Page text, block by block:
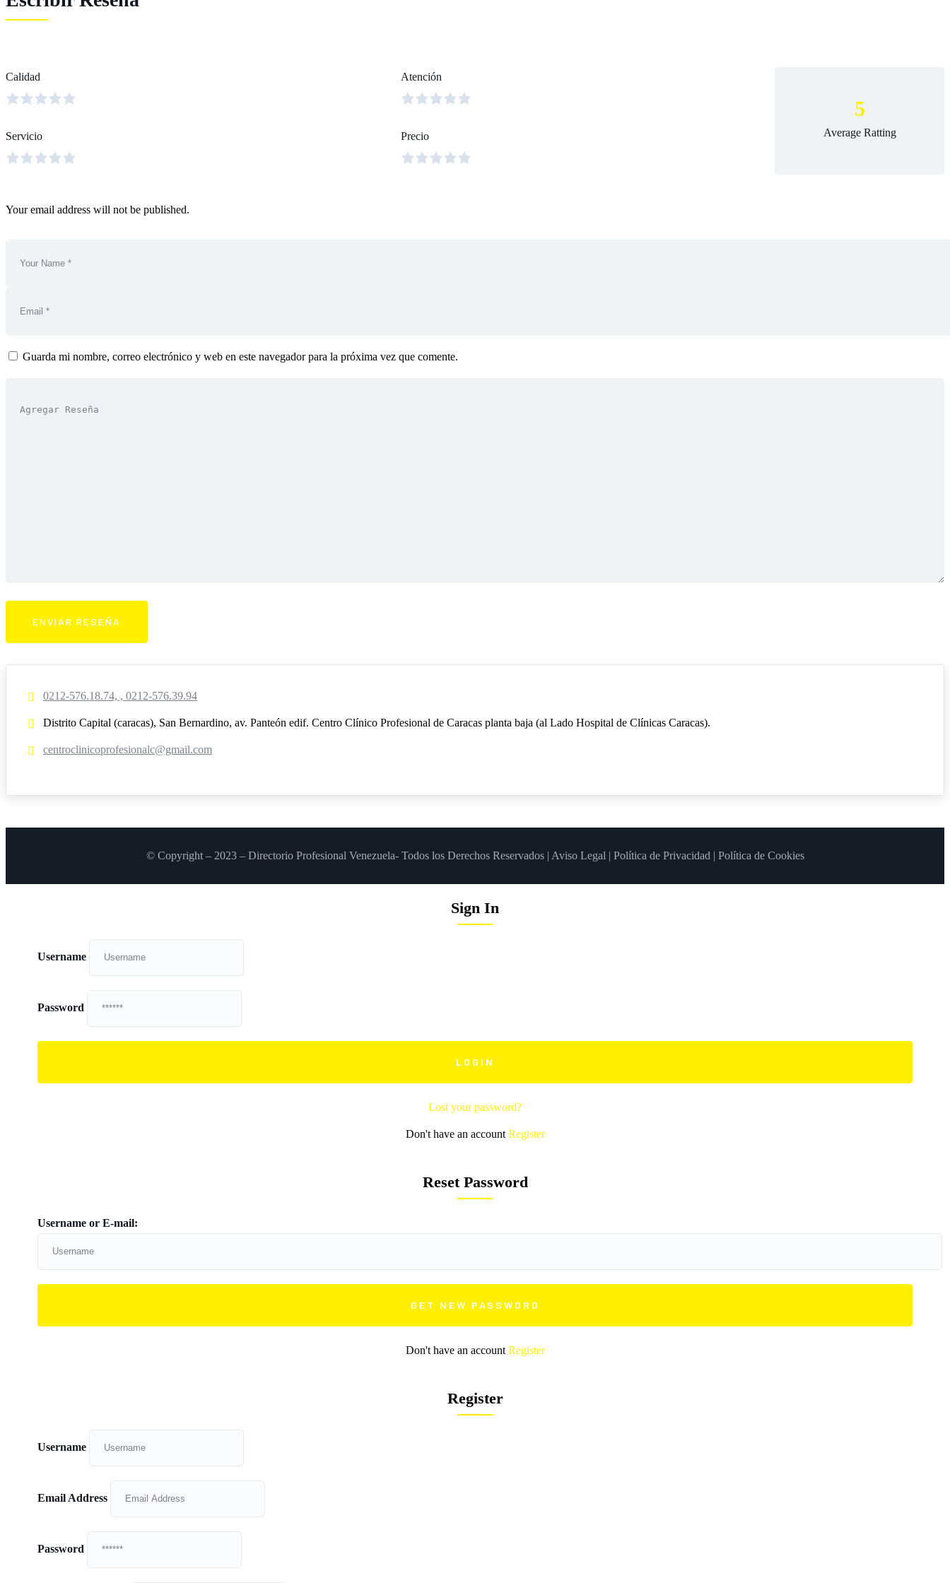
Calidad Atención
Servicio Precio
5
Average Ratting
Your email address will not be published.
Guarda mi nombre, correo electrónico y web en este navegador para la próxima vez que comente.
0212-576.18.74, , 0212-576.39.94
Distrito Capital (caracas), San Bernardino, av. Panteón edif. Centro Clínico Profesional de Caracas planta baja (al Lado Hospital de Clínicas Caracas).
centroclinicoprofesionalc@gmail.com
© Copyright – 2023 – Directorio Profesional Venezuela- Todos los Derechos Reservados | Aviso Legal | Política de Privacidad | Política de Cookies
Sign In
Username
Password
Lost your password?
Don't have an account Register
Reset Password
Username or E-mail:
Don't have an account Register
Register
Username
Email Address
Password